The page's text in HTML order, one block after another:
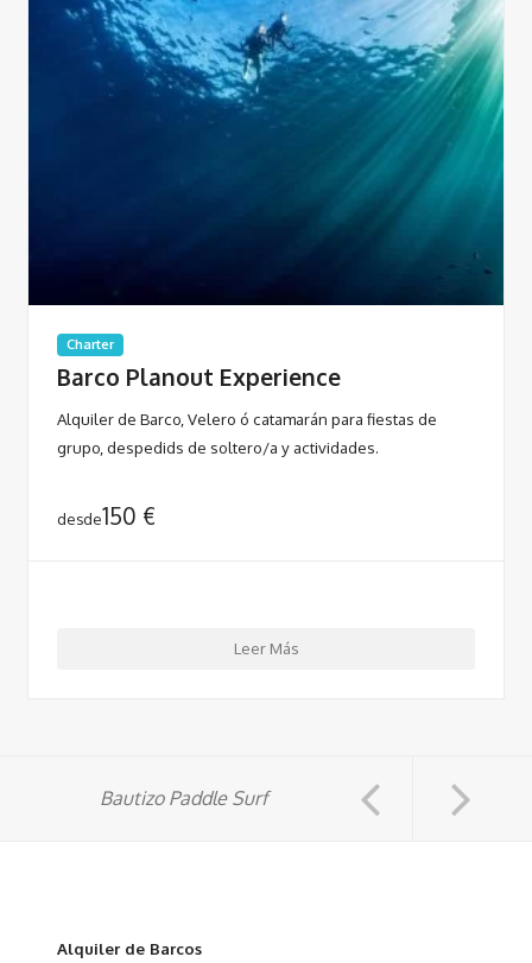
Charter
Barco Planout Experience
Alquiler de Barco, Velero ó catamarán para fiestas de
grupo, despedids de soltero/a y actividades.
desde150 €
Leer Más
Bautizo Paddle Surf
Alquiler de Barcos